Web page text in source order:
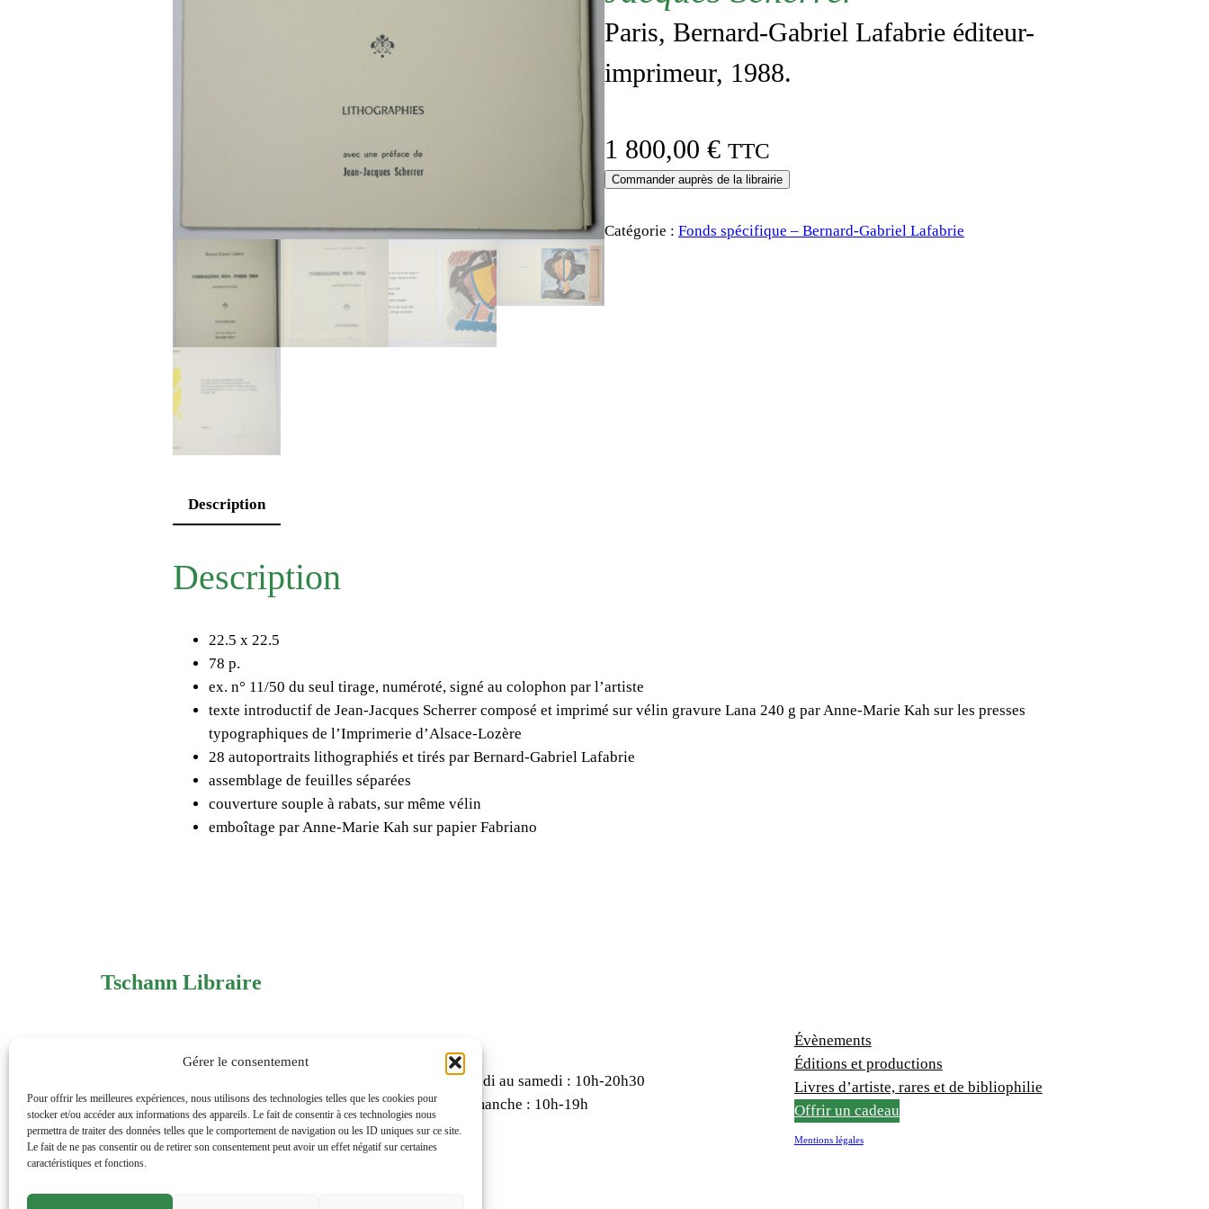
Gérer le consentement
Pour offrir les meilleures expériences, nous utilisons des technologies telles que les cookies pour
stocker et/ou accéder aux informations des appareils. Le fait de consentir à ces technologies nous
permettra de traiter des données telles que le comportement de navigation ou les ID uniques sur ce site.
Le fait de ne pas consentir ou de retirer son consentement peut avoir un effet négatif sur certaines
caractéristiques et fonctions.
Paris, Bernard-Gabriel Lafabrie éditeur-
imprimeur, 1988.
1 800,00 € TTC
Commander auprès de la librairie
Catégorie : Fonds spécifique – Bernard-Gabriel Lafabrie
Description
Description
22.5 x 22.5
78 p.
ex. n° 11/50 du seul tirage, numéroté, signé au colophon par l’artiste
texte introductif de Jean-Jacques Scherrer composé et imprimé sur vélin gravure Lana 240 g par Anne-Marie Kah sur les presses
typographiques de l’Imprimerie d’Alsace-Lozère
28 autoportraits lithographiés et tirés par Bernard-Gabriel Lafabrie
assemblage de feuilles séparées
couverture souple à rabats, sur même vélin
emboîtage par Anne-Marie Kah sur papier Fabriano
Tschann Libraire
0143354205
commandetschann@free.fr
Lundi au samedi : 10h-20h30
Dimanche : 10h-19h
Évènements
Éditions et productions
Livres d’artiste, rares et de bibliophilie
Offrir un cadeau
Mentions légales